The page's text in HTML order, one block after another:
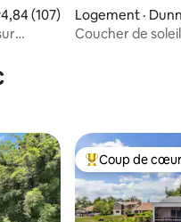
moyenne de 4,84 sur 5,
4,84 (107)
Logement ·
Coucher de
plus aimésCoup de cœur
Coup de